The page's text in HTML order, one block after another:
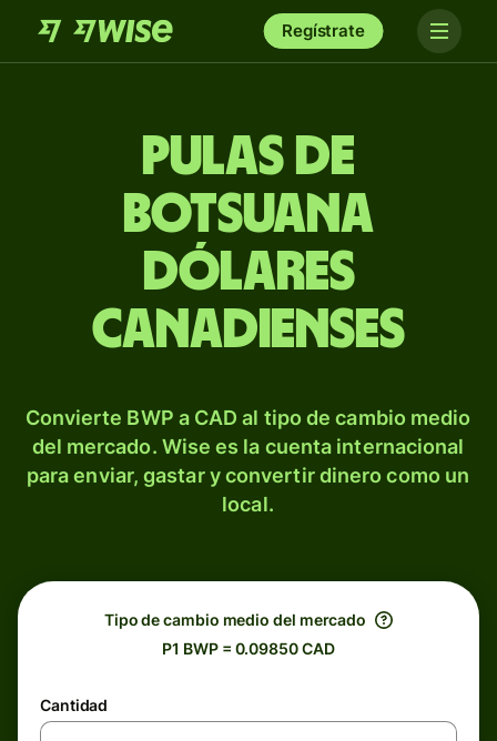
Regístrate
Pulas de
Botsuana
dólares
canadienses
Convierte BWP a CAD al tipo de cambio medio
del mercado. Wise es la cuenta internacional
para enviar, gastar y convertir dinero como un
local.
Tipo de cambio medio del mercado
P1 BWP = 0.09850 CAD
Cantidad